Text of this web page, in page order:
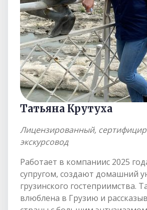
Татьяна Крутуха
Лицензированный,
экскурсовод
Работает в компаниис 2025
супругом, создают домашний
грузинского гостеприимства.
влюблена в Грузию и